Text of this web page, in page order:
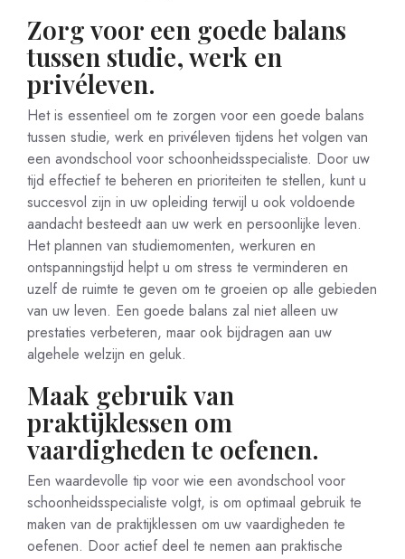
Zorg voor een goede balans
tussen studie, werk en
privéleven.
Het is essentieel om te zorgen voor een goede balans
tussen studie, werk en privéleven tijdens het volgen van
een avondschool voor schoonheidsspecialiste. Door uw
tijd effectief te beheren en prioriteiten te stellen, kunt u
succesvol zijn in uw opleiding terwijl u ook voldoende
aandacht besteedt aan uw werk en persoonlijke leven.
Het plannen van studiemomenten, werkuren en
ontspanningstijd helpt u om stress te verminderen en
uzelf de ruimte te geven om te groeien op alle gebieden
van uw leven. Een goede balans zal niet alleen uw
prestaties verbeteren, maar ook bijdragen aan uw
algehele welzijn en geluk.
Maak gebruik van
praktijklessen om
vaardigheden te oefenen.
Een waardevolle tip voor wie een avondschool voor
schoonheidsspecialiste volgt, is om optimaal gebruik te
maken van de praktijklessen om uw vaardigheden te
oefenen. Door actief deel te nemen aan praktische